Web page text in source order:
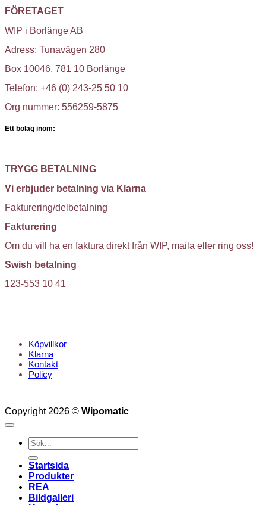
FÖRETAGET
WIP i Borlänge AB
Adress: Tunavägen 280
Box 10046, 781 10 Borlänge
Telefon: +46 (0) 243-25 50 10
Org nummer: 556259-5875
Ett bolag inom:
TRYGG BETALNING
Vi erbjuder betalning via Klarna
Fakturering/delbetalning
Fakturering
Om du vill ha en faktura direkt från WIP, maila eller ring oss!
Swish betalning
123-553 10 41
Köpvillkor
Klarna
Kontakt
Policy
Copyright 2026 © Wipomatic
Sök
efter:
Startsida
Produkter
REA
Bildgalleri